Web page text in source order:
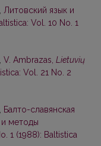
Литовский язык и
Vol. 10 No. 1
V. Ambrazas, Lietuvių
Vol. 21 No. 2
Балто-славянская
и методы
1 (1988): Baltistica